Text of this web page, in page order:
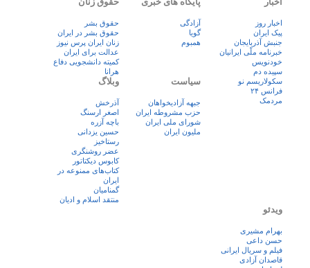
اخبار روز
پيک ايران
جنبش آذربایجان
خبرنامه ملّی ایرانیان
خودنویس
سپیده دم
سکولاریسم نو
فرانس ۲۴
مردمک
آزادگی
گویا
همبوم
حقوق بشر
حقوق بشر در ایران
زنان ايران پرس نيوز
عدالت برای ایران
کمیته دانشجویی دفاع
هرانا
سیاست
جبهه آزادیخواهان
حزب مشروطه ایران
شورای ملی ایران
ملیون ایران
وبلاگ
آذرخش
اصغر ارسنگ
باچه آزره
حسین یزدانی
رستاخیز
عضر روشنگری
کابوس دیکتاتور
کتاب‌های ممنوعه در
ایران
گمنامیان
منتقد اسلام و ادیان
ویدئو
بهرام مشیری
حسن داعی
فيلم و سريال ايرانی
قاصدان آزادی